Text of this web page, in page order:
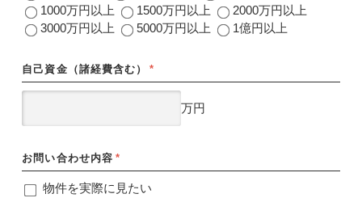
1000万円以上
1500万円以上
2000万円以上
3000万円以上
5000万円以上 1億円以上
自己資金（諸経費含む） *
万円
お問い合わせ内容 *
物件を実際に見たい